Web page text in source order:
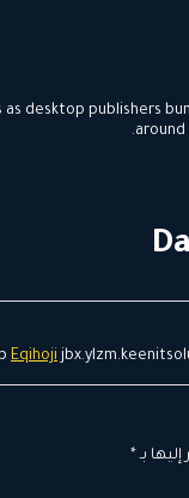
desktop publishers
Eqihoji
بـ *